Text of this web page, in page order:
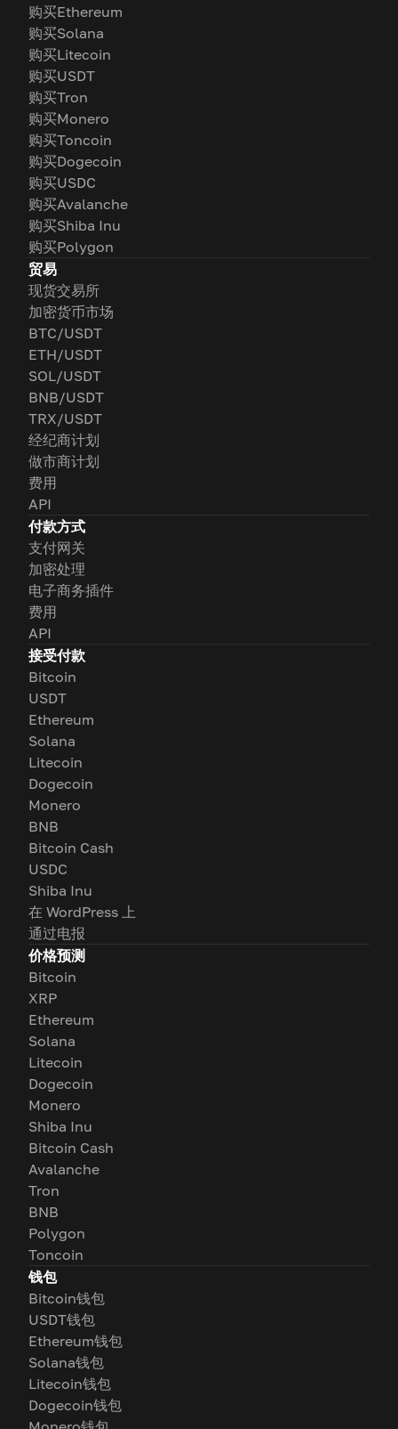
购买Ethereum
购买Solana
购买Litecoin
购买USDT
购买Tron
购买Monero
购买Toncoin
购买Dogecoin
购买USDC
购买Avalanche
购买Shiba Inu
购买Polygon
贸易
现货交易所
加密货币市场
BTC/USDT
ETH/USDT
SOL/USDT
BNB/USDT
TRX/USDT
经纪商计划
做市商计划
费用
API
付款方式
支付网关
加密处理
电子商务插件
费用
API
接受付款
Bitcoin
USDT
Ethereum
Solana
Litecoin
Dogecoin
Monero
BNB
Bitcoin Cash
USDC
Shiba Inu
在 WordPress 上
通过电报
价格预测
Bitcoin
XRP
Ethereum
Solana
Litecoin
Dogecoin
Monero
Shiba Inu
Bitcoin Cash
Avalanche
Tron
BNB
Polygon
Toncoin
钱包
Bitcoin钱包
USDT钱包
Ethereum钱包
Solana钱包
Litecoin钱包
Dogecoin钱包